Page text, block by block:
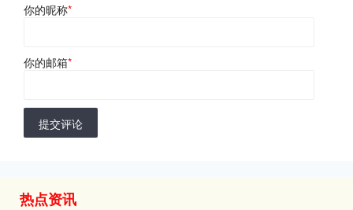
你的昵称*
你的邮箱*
提交评论
热点资讯